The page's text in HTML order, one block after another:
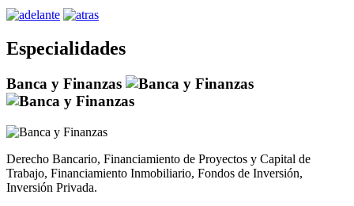
Especialidades
Banca y Finanzas
Derecho Bancario, Financiamiento de Proyectos y Capital de
Trabajo, Financiamiento Inmobiliario, Fondos de Inversión,
Inversión Privada.